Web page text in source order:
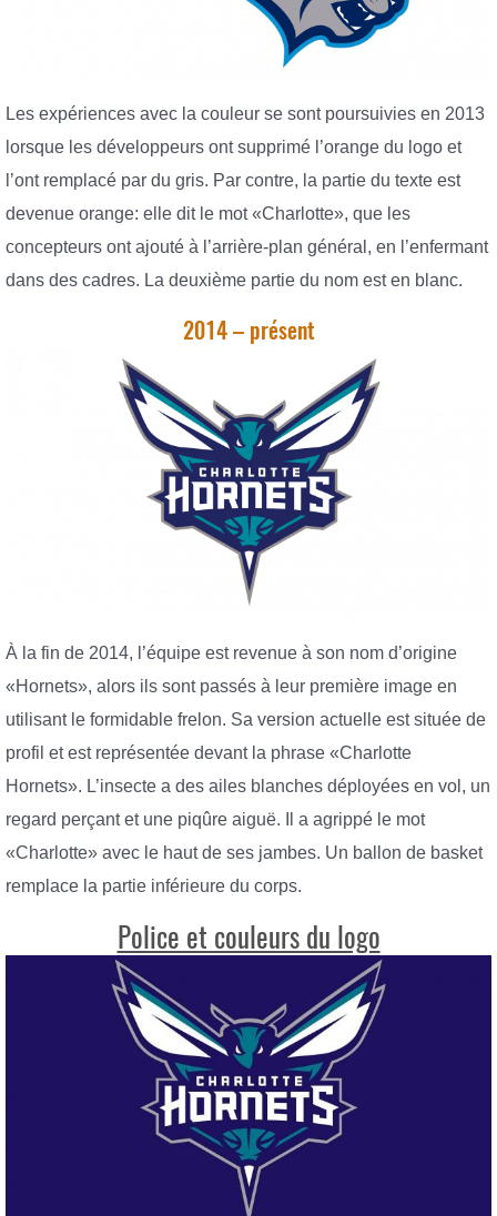
Les expériences avec la couleur se sont poursuivies en 2013
lorsque les développeurs ont supprimé l’orange du logo et
l’ont remplacé par du gris. Par contre, la partie du texte est
devenue orange: elle dit le mot «Charlotte», que les
concepteurs ont ajouté à l’arrière-plan général, en l’enfermant
dans des cadres. La deuxième partie du nom est en blanc.
2014 – présent
À la fin de 2014, l’équipe est revenue à son nom d’origine
«Hornets», alors ils sont passés à leur première image en
utilisant le formidable frelon. Sa version actuelle est située de
profil et est représentée devant la phrase «Charlotte
Hornets». L’insecte a des ailes blanches déployées en vol, un
regard perçant et une piqûre aiguë. Il a agrippé le mot
«Charlotte» avec le haut de ses jambes. Un ballon de basket
remplace la partie inférieure du corps.
Police et couleurs du logo